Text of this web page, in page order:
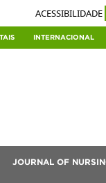
ACESSIBILIDADE
INTERNACIONAL
JOURNAL OF